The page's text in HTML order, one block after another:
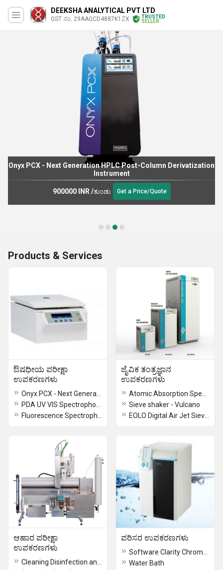
DEEKSHA ANALYTICAL PVT LTD
GST ಸಂ. 29AAGCD4887K1ZX
TRUSTED
SELLER
Onyx PCX - Next Generation HPLC Post-Column Derivatization
Instrument
900000 INR /ತುಂಡು Get a Price/Quote
Products & Services
ಔಷಧೀಯ ಪರೀಕ್ಷಾ
ಉಪಕರಣಗಳು
ಜೈವಿಕ ತಂತ್ರಜ್ಞಾನ
ಉಪಕರಣಗಳು
Sieve shaker - Vulcano
ಆಹಾರ ಪರೀಕ್ಷಾ
ಉಪಕರಣಗಳು
ಪರಿಸರ ಉಪಕರಣಗಳು
Water Bath